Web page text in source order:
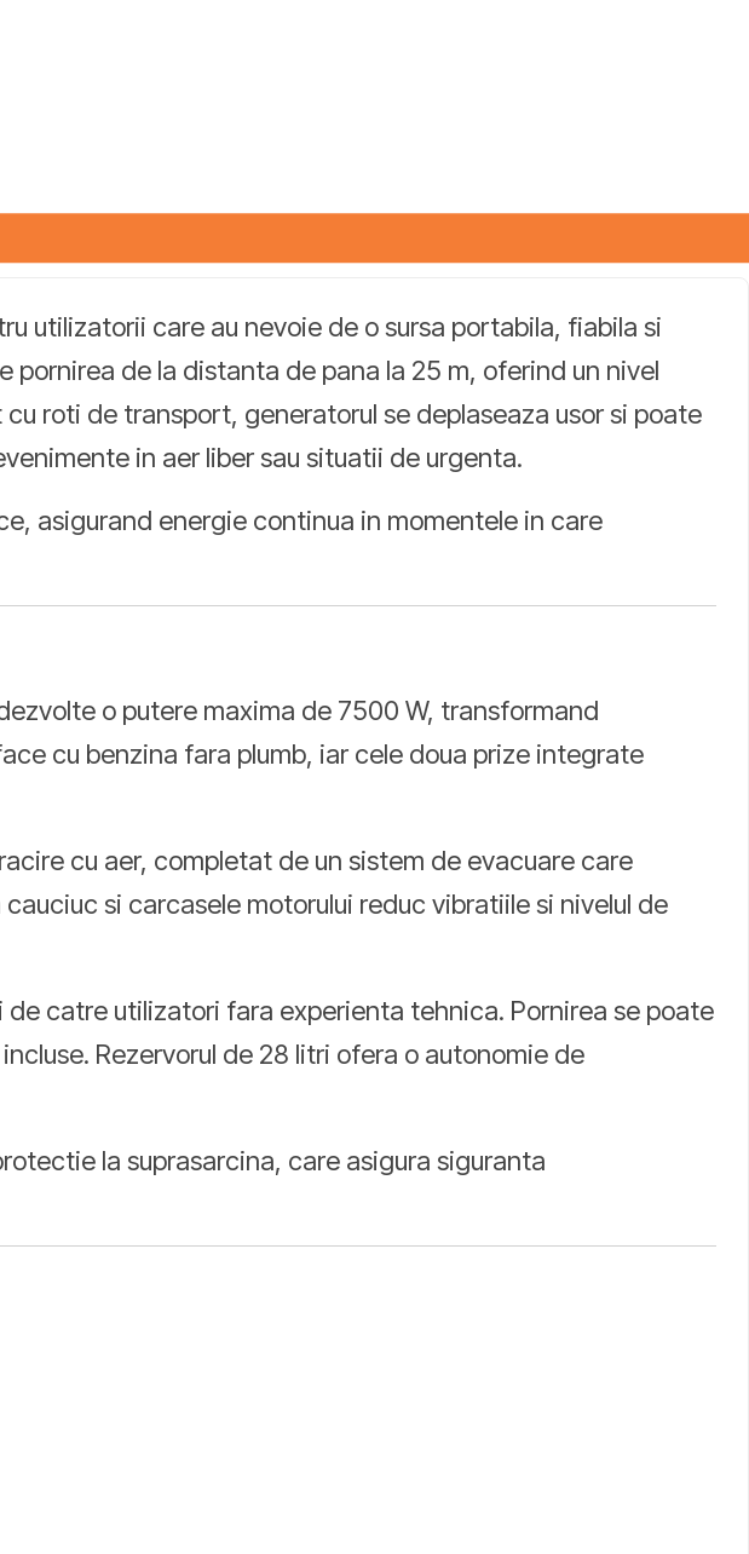
utilizatorii care au nevoie de o sursa portabila, fiabila si
de la distanta de pana la 25 m, oferind un nivel
roti de transport, generatorul se deplaseaza usor si poate
in aer liber sau situatii de urgenta.
asigurand energie continua in momentele in care
o putere maxima de 7500 W, transformand
cu benzina fara plumb, iar cele doua prize integrate
cu aer, completat de un sistem de evacuare care
si carcasele motorului reduc vibratiile si nivelul de
catre utilizatori fara experienta tehnica. Pornirea se poate
Rezervorul de 28 litri ofera o autonomie de
la suprasarcina, care asigura siguranta